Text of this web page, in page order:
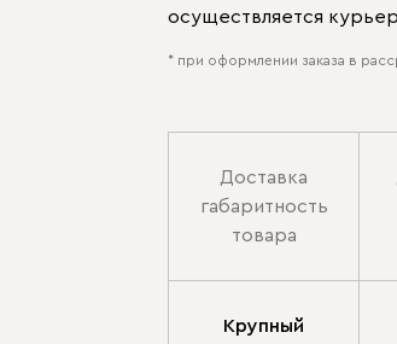
осуществляется
* при оформлении заказа в
Доставка
габаритность
товара
Крупный